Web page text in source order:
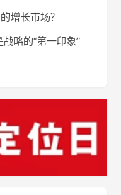
增长市场？
略的“第一印象”